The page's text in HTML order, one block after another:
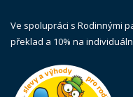
Ve spolupráci s Rodinnými
překlad a 10% na